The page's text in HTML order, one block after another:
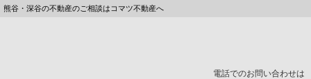
熊谷・深谷の不動産のご相談はコマツ不動産へ
電話でのお問い合わせは